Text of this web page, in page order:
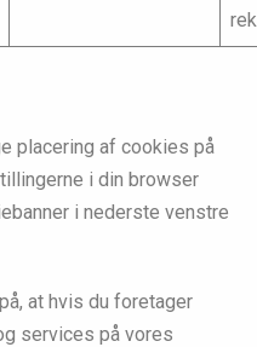
placering af cookies på
i din browser
i nederste venstre
at hvis du foretager
services på vores